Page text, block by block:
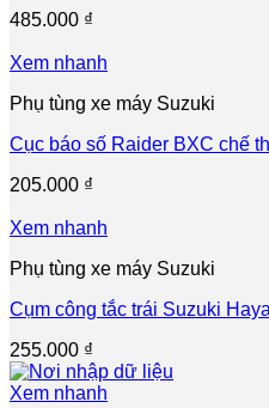
485.000 ₫
Xem nhanh
Phụ tùng xe máy Suzuki
Cục báo số Raider BXC chế
205.000 ₫
Xem nhanh
Phụ tùng xe máy Suzuki
Cụm công tắc trái Suzuki
255.000 ₫
Xem nhanh